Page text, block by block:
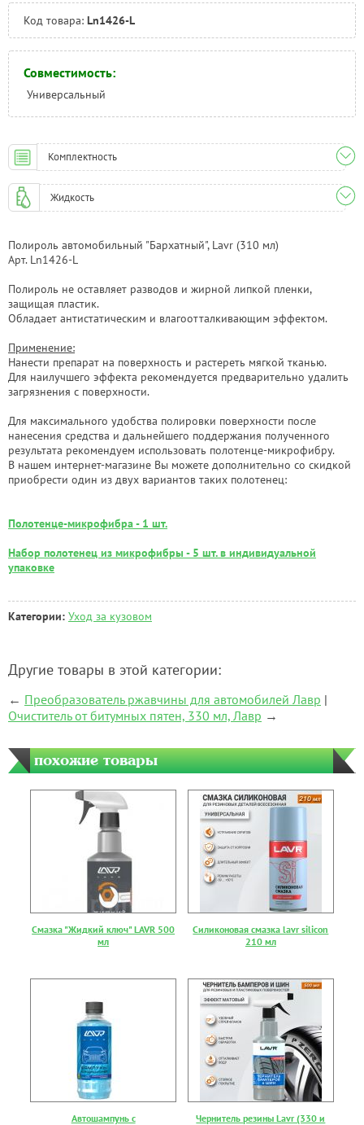
Код товара: Ln1426-L
Совместимость:
Универсальный
Комплектность
Жидкость
Полироль автомобильный "Бархатный", Lavr (310 мл)
Арт. Ln1426-L
Полироль не оставляет разводов и жирной липкой пленки,
защищая пластик.
Обладает антистатическим и влагоотталкивающим эффектом.
Применение:
Нанести препарат на поверхность и растереть мягкой тканью.
Для наилучшего эффекта рекомендуется предварительно удалить
загрязнения с поверхности.
Для максимального удобства полировки поверхности после
нанесения средства и дальнейшего поддержания полученного
результата рекомендуем использовать полотенце-микрофибру.
В нашем интернет-магазине Вы можете дополнительно со скидкой
приобрести один из двух вариантов таких полотенец:
Полотенце-микрофибра - 1 шт.
Набор полотенец из микрофибры - 5 шт. в индивидуальной
упаковке
Категории: Уход за кузовом
Другие товары в этой категории:
← Преобразователь ржавчины для автомобилей Лавр |
Очиститель от битумных пятен, 330 мл, Лавр →
похожие товары
Смазка "Жидкий ключ" LAVR 500
мл
Силиконовая смазка lavr silicon
210 мл
Автошампунь с
Чернитель резины Lavr (330 и